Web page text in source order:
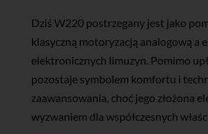
Dziś W220 postrzegany jest jako
klasyczną motoryzacją analogową a
elektronicznych limuzyn. Pomimo
pozostaje symbolem komfortu i
zaawansowania, choć jego złożona
wyzwaniem dla współczesnych